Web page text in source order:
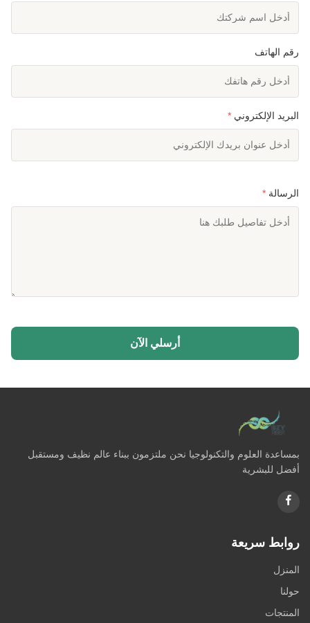
رقم الهاتف
البريد الإلكتروني *
الرسالة *
أرسلي الآن
بمساعدة العلوم والتكنولوجيا نحن ملتزمون ببناء عالم نظيف ومستقبل
أفضل للبشرية
روابط سريعة
المنزل
حولنا
المنتجات